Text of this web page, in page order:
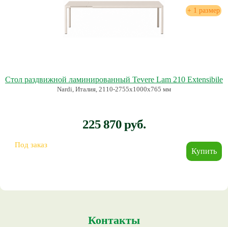
+ 1 размер
Стол раздвижной ламинированный Tevere Lam 210 Extensibile
Nardi, Италия, 2110-2755х1000х765 мм
225 870 руб.
Под заказ
Контакты